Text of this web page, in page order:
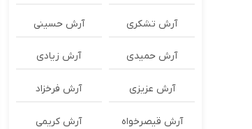
آرش تشکری آرش حسینی
آرش حمیدی آرش زیادی
آرش عزیزی آرش فرخزاد
آرش قیصرخواه آرش کریمی